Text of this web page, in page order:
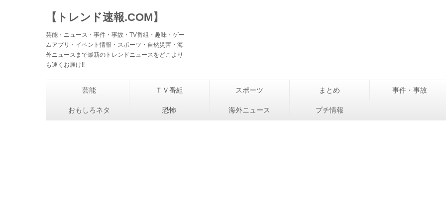
【トレンド速報.COM】
芸能・ニュース・事件・事故・TV番組・趣味・ゲー
ムアプリ・イベント情報・スポーツ・自然災害・海
外ニュースまで最新のトレンドニュースをどこより
も速くお届け!!
芸能 ＴＶ番組 スポーツ まとめ 事件・事故
おもしろネタ 恐怖 海外ニュース プチ情報